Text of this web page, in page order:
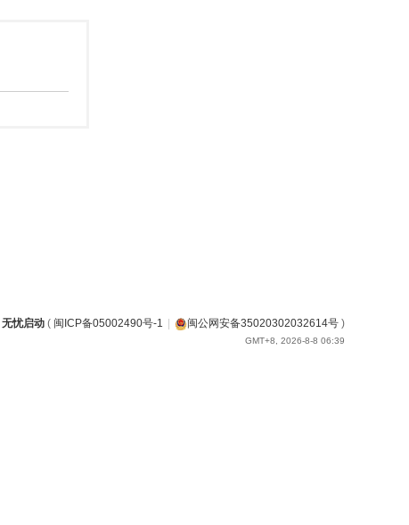
无忧启动 ( 闽ICP备05002490号-1 闽公网安备35020302032614号 )
GMT+8, 2026-8-8 06:39